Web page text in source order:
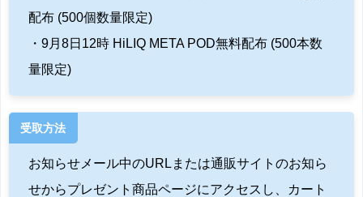
配布 (500個数量限定)
・9月8日12時 HiLIQ META POD無料配布 (500本数
量限定)
受取方法
お知らせメール中のURLまたは通販サイトのお知ら
せからプレゼント商品ページにアクセスし、カート